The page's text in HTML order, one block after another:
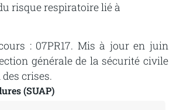
risque respiratoire lié à
: 07PR17. Mis à jour en juin
générale de la sécurité civile
crises.
(SUAP)